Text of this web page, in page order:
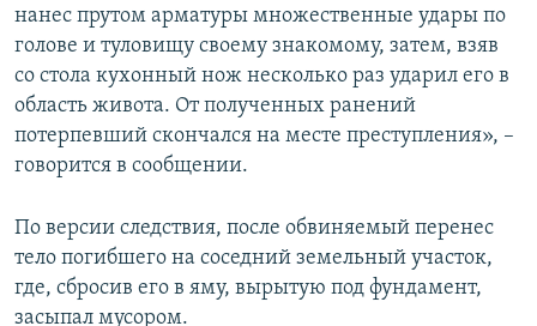
нанес прутом арматуры множественные удары по
голове и туловищу своему знакомому, затем, взяв
со стола кухонный нож несколько раз ударил его в
область живота. От полученных ранений
потерпевший скончался на месте преступления», –
говорится в сообщении.
По версии следствия, после обвиняемый перенес
тело погибшего на соседний земельный участок,
где, сбросив его в яму, вырытую под фундамент,
засыпал мусором.